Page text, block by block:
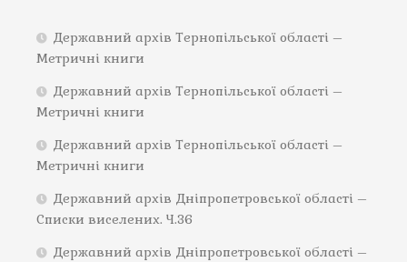
Державний архів Тернопільської області –
Метричні книги
Державний архів Тернопільської області –
Метричні книги
Державний архів Тернопільської області –
Метричні книги
Державний архів Дніпропетровської області –
Списки виселених. Ч.36
Державний архів Дніпропетровської області –